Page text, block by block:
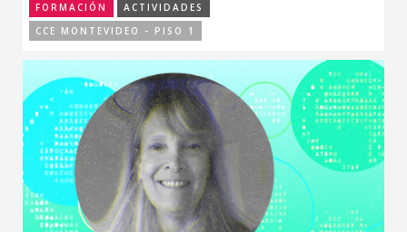
FORMACIÓN
ACTIVIDADES
CCE MONTEVIDEO - PISO 1